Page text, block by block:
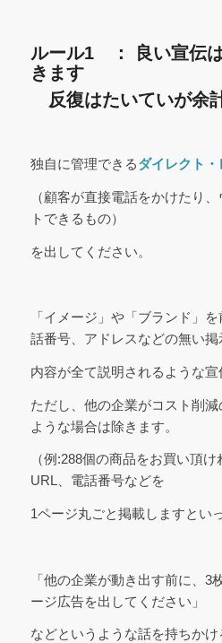
ルール1 ： 良い宣伝
きます
反復はたいていが余
独自に管理できるダイレクト
（顧客が直接電話をかけたり
トできるもの）
を出してください。
「イメージ」や「ブランド」
話番号、アドレスなどの無い掲
内容が全て説明されるような宣
ただし、他の企業がコスト削
ような場合は除きます。
（例:288個の商品をお買い頂け
URL、電話番号などを
1ページ丸ごと掲載しますとい
「他の企業が動き出す前に、
ージ広告を出してください」
などというような話を持ちかけ